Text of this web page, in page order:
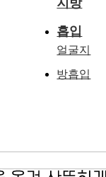
지방
흡입
얼굴지
방흡입